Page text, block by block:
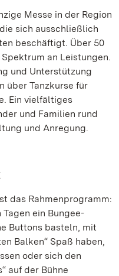
Messe in der Region
sich ausschließlich
beschäftigt. Über 50
an Leistungen.
und Unterstützung
über Tanzkurse für
Ein vielfältiges
und Familien rund
und Anregung.
das Rahmenprogramm:
ein Bungee-
Buttons basteln, mit
Balken“ Spaß haben,
oder sich den
auf der Bühne